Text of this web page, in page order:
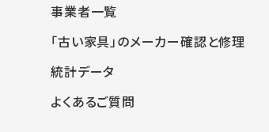
事業者一覧
「古い家具」のメーカー確認と修理
統計データ
よくあるご質問